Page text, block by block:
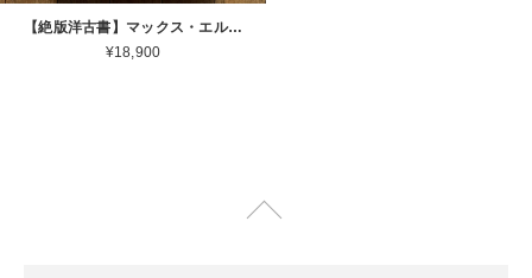
【絶版洋古書】マックス・エルンスト MAX ERNST Life and Work John Russell Harry N. Abrams 1967[ 3100047 ]
¥18,900